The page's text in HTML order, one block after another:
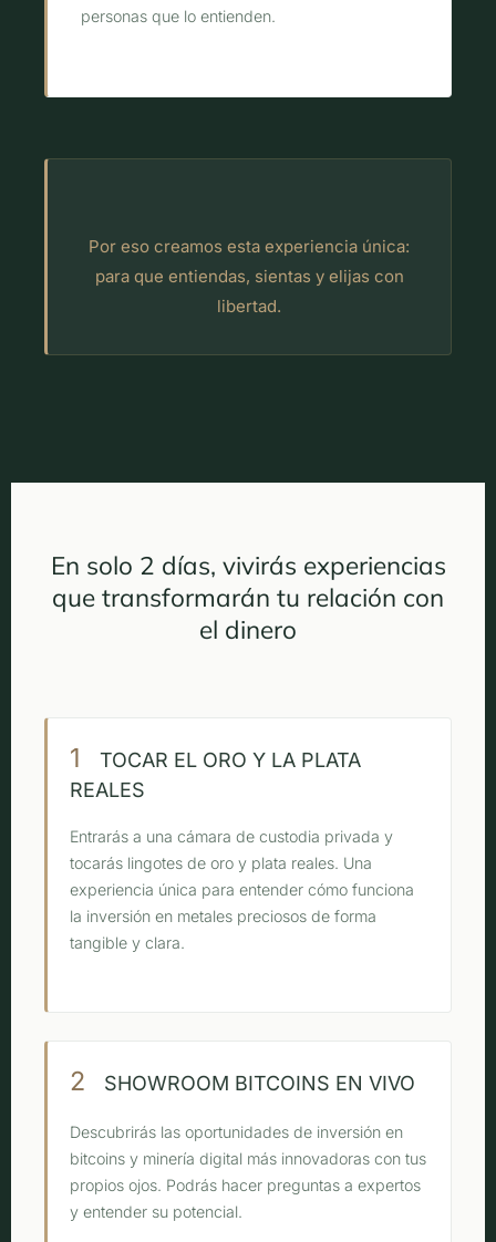
personas que lo entienden.
Por eso creamos esta experiencia única:
para que entiendas, sientas y elijas con
libertad.
En solo 2 días, vivirás experiencias
que transformarán tu relación con
el dinero
1
TOCAR EL ORO Y LA PLATA
REALES
Entrarás a una cámara de custodia privada y
tocarás lingotes de oro y plata reales. Una
experiencia única para entender cómo funciona
la inversión en metales preciosos de forma
tangible y clara.
2 SHOWROOM BITCOINS EN VIVO
Descubrirás las oportunidades de inversión en
bitcoins y minería digital más innovadoras con tus
propios ojos. Podrás hacer preguntas a expertos
y entender su potencial.